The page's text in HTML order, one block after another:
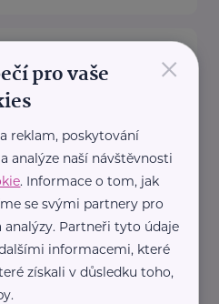
Distribuce
s.r.o.
trhu v
potřeb již
×
pro vaše
reklam, poskytování
analýze naší návštěvnosti
. Informace o tom, jak
se svými partnery pro
analýzy. Partneři tyto údaje
informacemi, které
získali v důsledku toho,